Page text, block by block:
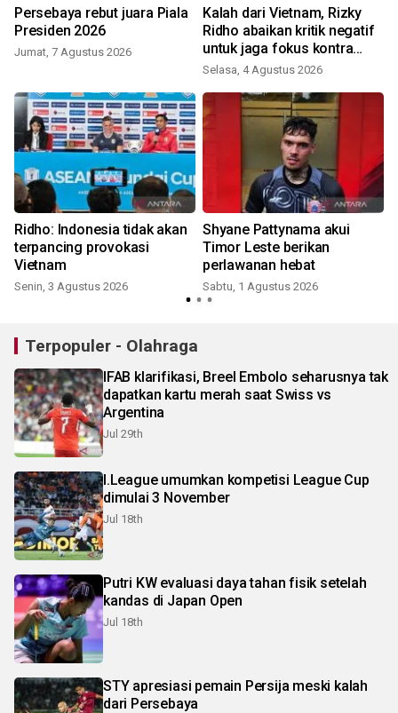
Persebaya rebut juara Piala
Presiden 2026
Jumat, 7 Agustus 2026
Kalah dari Vietnam, Rizky
Ridho abaikan kritik negatif
untuk jaga fokus kontra
Singapura
Selasa, 4 Agustus 2026
Ridho: Indonesia tidak akan
terpancing provokasi
Vietnam
Senin, 3 Agustus 2026
Shyane Pattynama akui
Timor Leste berikan
perlawanan hebat
Sabtu, 1 Agustus 2026
Terpopuler - Olahraga
IFAB klarifikasi, Breel Embolo seharusnya tak
dapatkan kartu merah saat Swiss vs
Argentina
Jul 29th
I.League umumkan kompetisi League Cup
dimulai 3 November
Jul 18th
Putri KW evaluasi daya tahan fisik setelah
kandas di Japan Open
Jul 18th
STY apresiasi pemain Persija meski kalah
dari Persebaya